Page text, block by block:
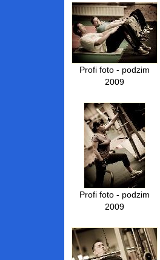
Profi foto - podzim
2009
Profi foto - podzim
2009